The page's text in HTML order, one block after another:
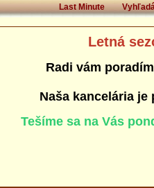
Last Minute
Letná
Radi vám
Naša kancelária je
Tešíme sa na Vás